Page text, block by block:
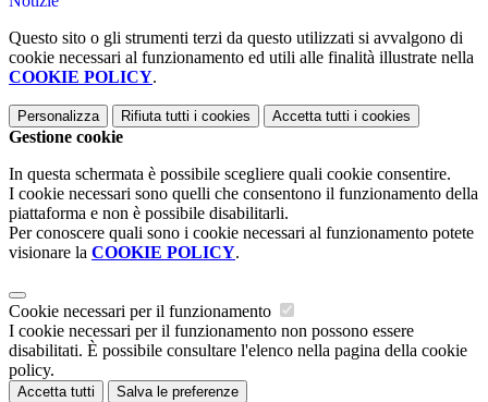
Questo sito o gli strumenti terzi da questo utilizzati si avvalgono di
cookie necessari al funzionamento ed utili alle finalità illustrate nella
COOKIE POLICY.
Personalizza Rifiuta tutti i cookies Accetta tutti i cookies
Gestione cookie
In questa schermata è possibile scegliere quali cookie consentire.
I cookie necessari sono quelli che consentono il funzionamento della
piattaforma e non è possibile disabilitarli.
Per conoscere quali sono i cookie necessari al funzionamento potete
visionare la COOKIE POLICY.
Cookie necessari per il funzionamento
I cookie necessari per il funzionamento non possono essere
disabilitati. È possibile consultare l'elenco nella pagina della cookie
policy.
Accetta tutti Salva le preferenze